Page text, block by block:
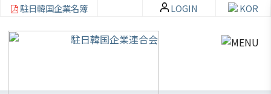
駐日韓国企業名簿 KOR
LOGIN